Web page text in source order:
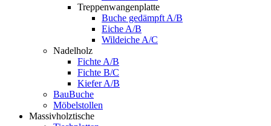
Treppenwangenplatte
Buche gedämpft A/B
Eiche A/B
Wildeiche A/C
Nadelholz
Fichte A/B
Fichte B/C
Kiefer A/B
BauBuche
Möbelstollen
Massivholztische